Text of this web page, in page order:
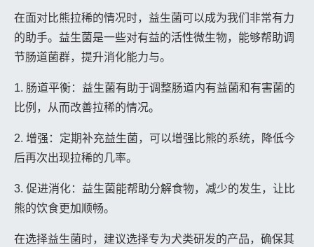
在面对比熊拉稀的情况时，益生菌可以成为我们非常有力
的助手。益生菌是一些对有益的活性微生物，能够帮助调
节肠道菌群，提升消化能力与。
1. 肠道平衡：益生菌有助于调整肠道内有益菌和有害菌的
比例，从而改善拉稀的情况。
2. 增强：定期补充益生菌，可以增强比熊的系统，降低今
后再次出现拉稀的几率。
3. 促进消化：益生菌能帮助分解食物，减少的发生，让比
熊的饮食更加顺畅。
在选择益生菌时，建议选择专为犬类研发的产品，确保其